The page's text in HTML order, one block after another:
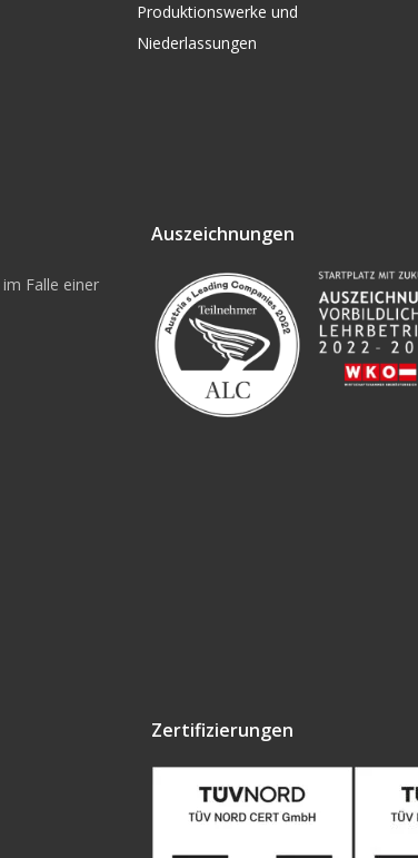
Produktionswerke und
Niederlassungen
Falle einer
Auszeichnungen
Zertifizierungen